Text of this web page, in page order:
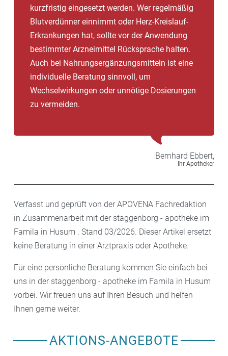
kurzfristig eingesetzt werden. Wer regelmäßig
Blutverdünner einnimmt oder Herz-Kreislauf-
Erkrankungen hat, sollte vor der Anwendung
bestimmter Arzneimittel Rücksprache halten.
Auch bei Nahrungsergänzungsmitteln ist eine
individuelle Beratung sinnvoll, um
Wechselwirkungen oder unnötige Dosierungen
zu vermeiden.
Bernhard Ebbert,
Ihr Apotheker
Verfasst und geprüft von der APOVENA Fachredaktion
in Zusammenarbeit mit der staggenborg - apotheke im
Famila in Husum . Stand 03/2026. Dieser Artikel ersetzt
keine Beratung in einer Arztpraxis oder Apotheke.
Für eine persönliche Beratung kommen Sie einfach bei
uns in der staggenborg - apotheke im Famila in Husum
vorbei. Wir freuen uns auf Ihren Besuch und helfen
Ihnen gerne weiter.
AKTIONS-ANGEBOTE